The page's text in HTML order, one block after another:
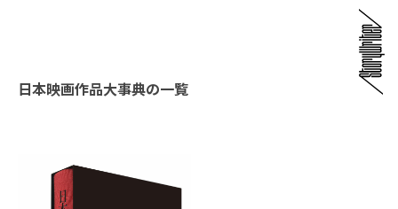
日本映画作品大事典の一覧